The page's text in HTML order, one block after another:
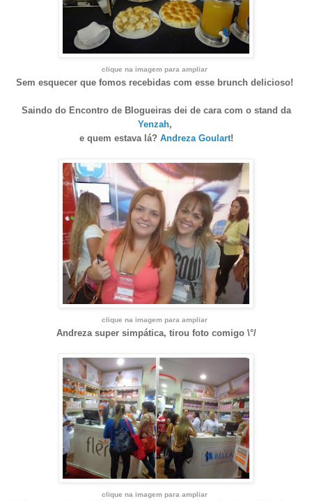
clique na imagem para ampliar
Sem esquecer que fomos recebidas com esse brunch delicioso!
Saindo do Encontro de Blogueiras dei de cara com o stand da
Yenzah,
e quem estava lá? Andreza Goulart!
clique na imagem para ampliar
Andreza super simpática, tirou foto comigo \°/
clique na imagem para ampliar